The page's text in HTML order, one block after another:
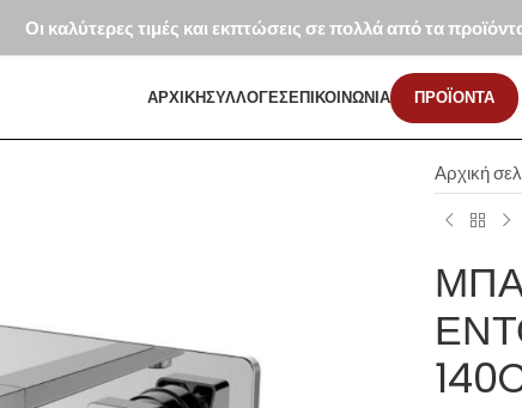
Οι καλύτερες τιμές και εκπτώσεις σε πολλά από τα
ΑΡΧΙΚΗΣΥΛΛΟΓΕΣΕΠΙΚΟΙΝΩΝΙΑ ΠΡΟΪΟΝΤΑ
Αρχική